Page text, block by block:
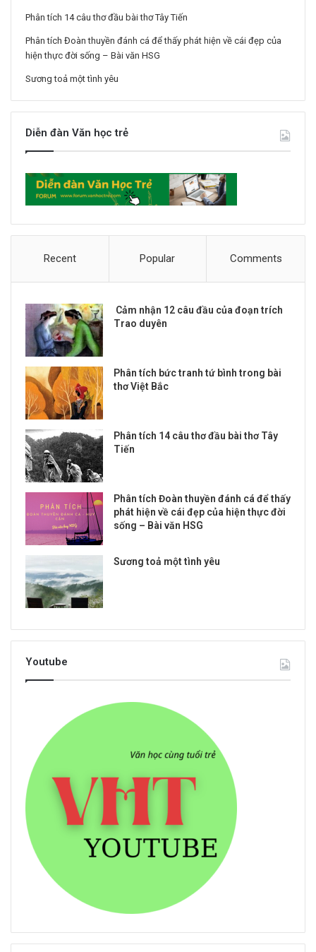
Phân tích 14 câu thơ đầu bài thơ Tây Tiến
Phân tích Đoàn thuyền đánh cá để thấy phát hiện về cái đẹp của
hiện thực đời sống – Bài văn HSG
Sương toả một tình yêu
Diễn đàn Văn học trẻ
Recent Popular Comments
Cảm nhận 12 câu đầu của đoạn trích
Trao duyên
Phân tích bức tranh tứ bình trong bài
thơ Việt Bắc
Phân tích 14 câu thơ đầu bài thơ Tây
Tiến
Phân tích Đoàn thuyền đánh cá để thấy
phát hiện về cái đẹp của hiện thực đời
sống – Bài văn HSG
Sương toả một tình yêu
Youtube